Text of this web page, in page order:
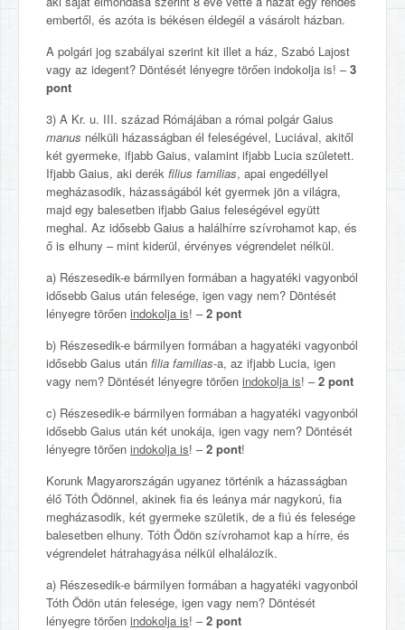
embertől, és azóta is békésen éldegél a vásárolt házban.
A polgári jog szabályai szerint kit illet a ház, Szabó Lajost
vagy az idegent? Döntését lényegre törően indokolja is! –3
pont
3) A Kr. u. III. század Rómájában a római polgár Gaius
manus nélküli házasságban él feleségével, Luciával, akitől
két gyermeke, ifjabb Gaius, valamint ifjabb Lucia született.
Ifjabb Gaius, aki derék filius familias, apai engedéllyel
megházasodik, házasságából két gyermek jön a világra,
majd egy balesetben ifjabb Gaius feleségével együtt
meghal. Az idősebb Gaius a halálhírre szívrohamot kap, és
ő is elhuny – mint kiderül, érvényes végrendelet nélkül.
a) Részesedik-e bármilyen formában a hagyatéki vagyonból
idősebb Gaius után felesége, igen vagy nem? Döntését
lényegre törően indokolja is! –2 pont
b) Részesedik-e bármilyen formában a hagyatéki vagyonból
idősebb Gaius után filia familias-a, az ifjabb Lucia, igen
vagy nem? Döntését lényegre törően indokolja is! –2 pont
c) Részesedik-e bármilyen formában a hagyatéki vagyonból
idősebb Gaius után két unokája, igen vagy nem? Döntését
lényegre törően indokolja is! –2 pont!
Korunk Magyarországán ugyanez történik a házasságban
élő Tóth Ödönnel, akinek fia és leánya már nagykorú, fia
megházasodik, két gyermeke születik, de a fiú és felesége
balesetben elhuny. Tóth Ödön szívrohamot kap a hírre, és
végrendelet hátrahagyása nélkül elhalálozik.
a) Részesedik-e bármilyen formában a hagyatéki vagyonból
Tóth Ödön után felesége, igen vagy nem? Döntését
lényegre törően indokolja is! –2 pont